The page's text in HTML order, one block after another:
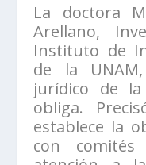
La doctora
Arellano,
Instituto de
de la
jurídico de
obliga.
establece la
con